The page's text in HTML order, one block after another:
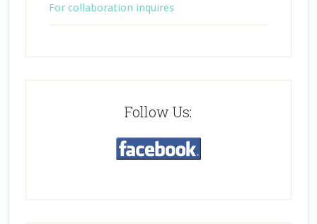
For collaboration inquires
Follow Us: